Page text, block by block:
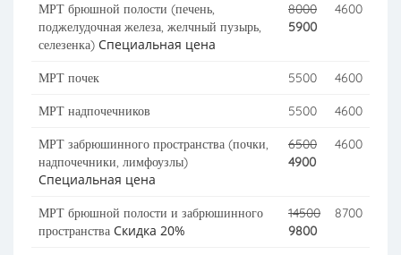
МРТ брюшной полости (печень,
поджелудочная железа, желчный пузырь,
селезенка) Специальная цена
8000
5900
4600
МРТ почек 5500 4600
МРТ надпочечников 5500 4600
МРТ забрюшинного пространства (почки,
надпочечники, лимфоузлы)
Специальная цена
6500
4900
4600
МРТ брюшной полости и забрюшинного
пространства Скидка 20%
14500
9800
8700